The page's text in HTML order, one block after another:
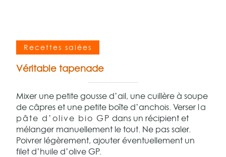
Recettes salées
Véritable tapenade
Mixer une petite gousse d’ail, une cuillère à soupe
de câpres et une petite boîte d’anchois. Verser la
pâte d’olive bio GP dans un récipient et
mélanger manuellement le tout. Ne pas saler.
Poivrer légèrement, ajouter éventuellement un
filet d’huile d’olive GP.